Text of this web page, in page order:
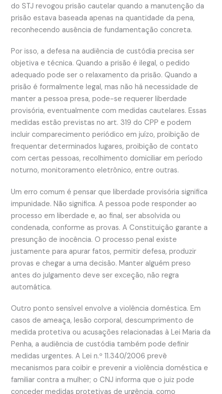
do STJ revogou prisão cautelar quando a manutenção da
prisão estava baseada apenas na quantidade da pena,
reconhecendo ausência de fundamentação concreta.
Por isso, a defesa na audiência de custódia precisa ser
objetiva e técnica. Quando a prisão é ilegal, o pedido
adequado pode ser o relaxamento da prisão. Quando a
prisão é formalmente legal, mas não há necessidade de
manter a pessoa presa, pode-se requerer liberdade
provisória, eventualmente com medidas cautelares. Essas
medidas estão previstas no art. 319 do CPP e podem
incluir comparecimento periódico em juízo, proibição de
frequentar determinados lugares, proibição de contato
com certas pessoas, recolhimento domiciliar em período
noturno, monitoramento eletrônico, entre outras.
Um erro comum é pensar que liberdade provisória significa
impunidade. Não significa. A pessoa pode responder ao
processo em liberdade e, ao final, ser absolvida ou
condenada, conforme as provas. A Constituição garante a
presunção de inocência. O processo penal existe
justamente para apurar fatos, permitir defesa, produzir
provas e chegar a uma decisão. Manter alguém preso
antes do julgamento deve ser exceção, não regra
automática.
Outro ponto sensível envolve a violência doméstica. Em
casos de ameaça, lesão corporal, descumprimento de
medida protetiva ou acusações relacionadas à Lei Maria da
Penha, a audiência de custódia também pode definir
medidas urgentes. A Lei n.º 11.340/2006 prevê
mecanismos para coibir e prevenir a violência doméstica e
familiar contra a mulher; o CNJ informa que o juiz pode
conceder medidas protetivas de urgência, como